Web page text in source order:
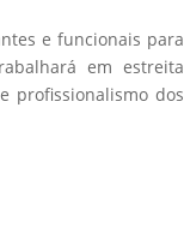
e funcionais para
em estreita
profissionalismo dos